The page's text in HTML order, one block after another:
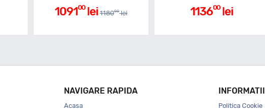
109100 lei 118000 lei 113600 lei
NAVIGARE RAPIDA
Acasa
INFORMATII
Politica Cookie